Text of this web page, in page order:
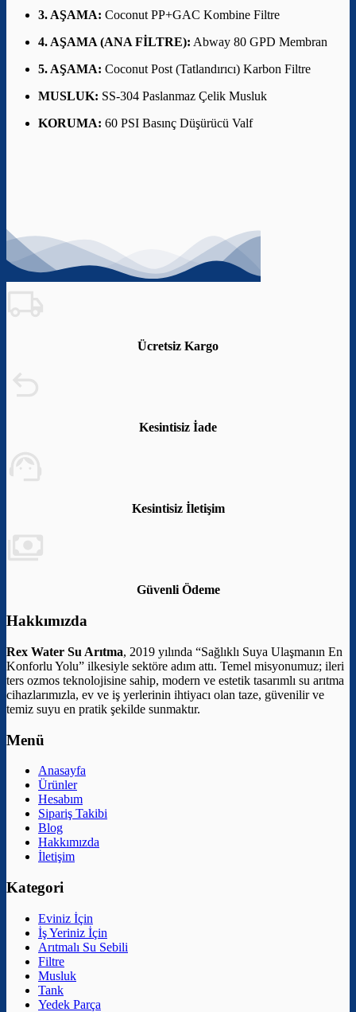
3. AŞAMA: Coconut PP+GAC Kombine Filtre
4. AŞAMA (ANA FİLTRE): Abway 80 GPD Membran
5. AŞAMA: Coconut Post (Tatlandırıcı) Karbon Filtre
MUSLUK: SS-304 Paslanmaz Çelik Musluk
KORUMA: 60 PSI Basınç Düşürücü Valf
Ücretsiz Kargo
Kesintisiz İade
Kesintisiz İletişim
Güvenli Ödeme
Hakkımızda
Rex Water Su Arıtma, 2019 yılında “Sağlıklı Suya Ulaşmanın En
Konforlu Yolu” ilkesiyle sektöre adım attı. Temel misyonumuz; ileri
ters ozmos teknolojisine sahip, modern ve estetik tasarımlı su arıtma
cihazlarımızla, ev ve iş yerlerinin ihtiyacı olan taze, güvenilir ve
temiz suyu en pratik şekilde sunmaktır.
Menü
Anasayfa
Ürünler
Hesabım
Sipariş Takibi
Blog
Hakkımızda
İletişim
Kategori
Eviniz İçin
İş Yeriniz İçin
Arıtmalı Su Sebili
Filtre
Musluk
Tank
Yedek Parça